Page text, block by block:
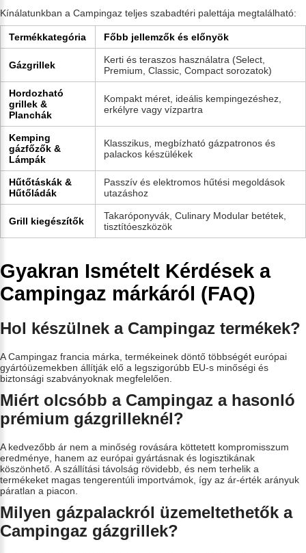
Kínálatunkban a Campingaz teljes szabadtéri palettája megtalálható:
Termékkategória Főbb jellemzők és előnyök
Gázgrillek
Kerti és teraszos használatra (Select,
Premium, Classic, Compact sorozatok)
Hordozható
grillek &
Planchák
Kompakt méret, ideális kempingezéshez,
erkélyre vagy vízpartra
Kemping
gázfőzők &
Lámpák
Klasszikus, megbízható gázpatronos és
palackos készülékek
Hűtőtáskák &
Hűtőládák
Passzív és elektromos hűtési megoldások
utazáshoz
Grill kiegészítők
Takaróponyvák, Culinary Modular betétek,
tisztítóeszközök
Gyakran Ismételt Kérdések a
Campingaz márkáról (FAQ)
Hol készülnek a Campingaz termékek?
A Campingaz francia márka, termékeinek döntő többségét európai
gyártóüzemekben állítják elő a legszigorúbb EU-s minőségi és
biztonsági szabványoknak megfelelően.
Miért olcsóbb a Campingaz a hasonló
prémium gázgrilleknél?
A kedvezőbb ár nem a minőség rovására köttetett kompromisszum
eredménye, hanem az európai gyártásnak és logisztikának
köszönhető. A szállítási távolság rövidebb, és nem terhelik a
termékeket magas tengerentúli importvámok, így az ár-érték arányuk
páratlan a piacon.
Milyen gázpalackról üzemeltethetők a
Campingaz gázgrillek?